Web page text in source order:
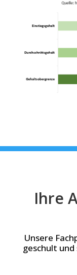
Ihre
Unsere
geschult